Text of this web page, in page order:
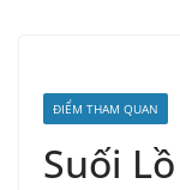
ĐIỂM THAM QUAN
Suối